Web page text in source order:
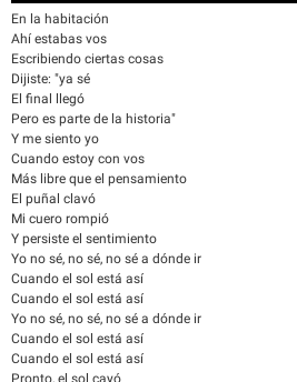
En la habitación
Ahí estabas vos
Escribiendo ciertas cosas
Dijiste: "ya sé
El final llegó
Pero es parte de la historia"
Y me siento yo
Cuando estoy con vos
Más libre que el pensamiento
El puñal clavó
Mi cuero rompió
Y persiste el sentimiento
Yo no sé, no sé, no sé a dónde ir
Cuando el sol está así
Cuando el sol está así
Yo no sé, no sé, no sé a dónde ir
Cuando el sol está así
Cuando el sol está así
Pronto, el sol cayó